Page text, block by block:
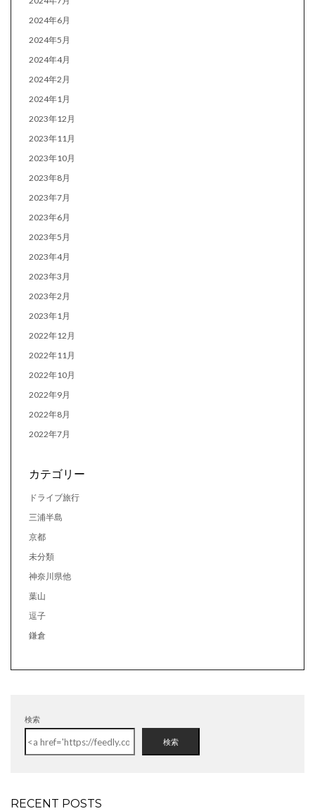
2024年6月
2024年5月
2024年4月
2024年2月
2024年1月
2023年12月
2023年11月
2023年10月
2023年8月
2023年7月
2023年6月
2023年5月
2023年4月
2023年3月
2023年2月
2023年1月
2022年12月
2022年11月
2022年10月
2022年9月
2022年8月
2022年7月
カテゴリー
ドライブ旅行
三浦半島
京都
未分類
神奈川県他
葉山
逗子
鎌倉
検索
検索
RECENT POSTS